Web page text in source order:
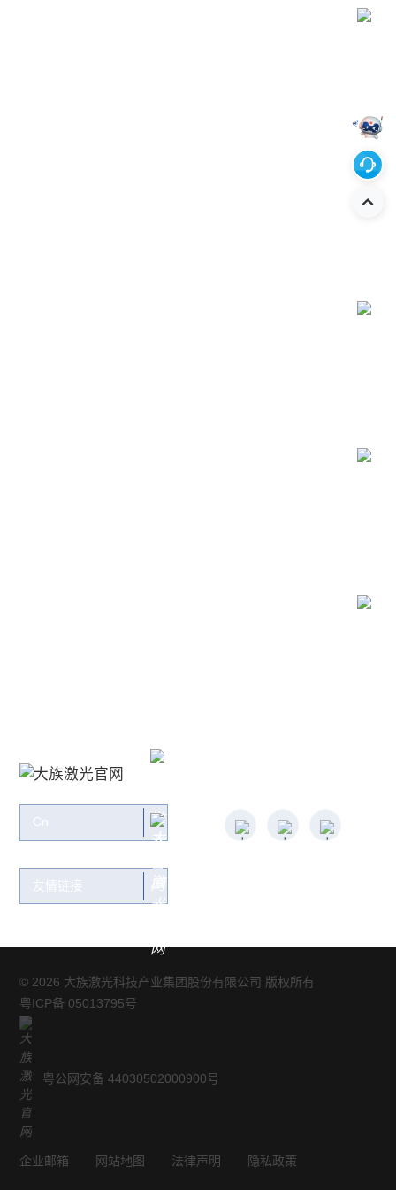
Cn
友情链接
© 2026 大族激光科技产业集团股份有限公司 版权所有
粤ICP备 05013795号
粤公网安备 44030502000900号
企业邮箱 网站地图 法律声明 隐私政策